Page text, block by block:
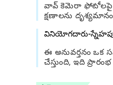
వావ్ కెమెరా ఫోటోలపై
క్షణాలను
వినియోగదారు-
ఈ అనువర్తనం
చేస్తుంది, ఇది